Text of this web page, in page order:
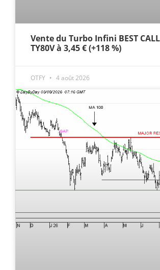
Vente du Turbo Infini BEST
TY80V à 3,45 € (+118 %)
OTFY 4 août 2026